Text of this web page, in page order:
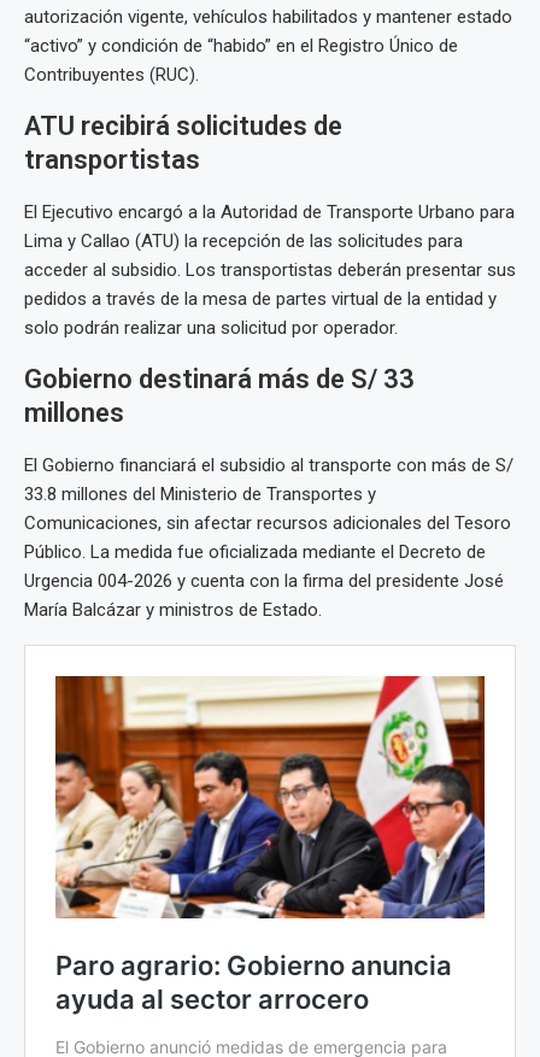
autorización vigente, vehículos habilitados y mantener estado
“activo” y condición de “habido” en el Registro Único de
Contribuyentes (RUC).
ATU recibirá solicitudes de
transportistas
El Ejecutivo encargó a la Autoridad de Transporte Urbano para
Lima y Callao (ATU) la recepción de las solicitudes para
acceder al subsidio. Los transportistas deberán presentar sus
pedidos a través de la mesa de partes virtual de la entidad y
solo podrán realizar una solicitud por operador.
Gobierno destinará más de S/ 33
millones
El Gobierno financiará el subsidio al transporte con más de S/
33.8 millones del Ministerio de Transportes y
Comunicaciones, sin afectar recursos adicionales del Tesoro
Público. La medida fue oficializada mediante el Decreto de
Urgencia 004-2026 y cuenta con la firma del presidente José
María Balcázar y ministros de Estado.